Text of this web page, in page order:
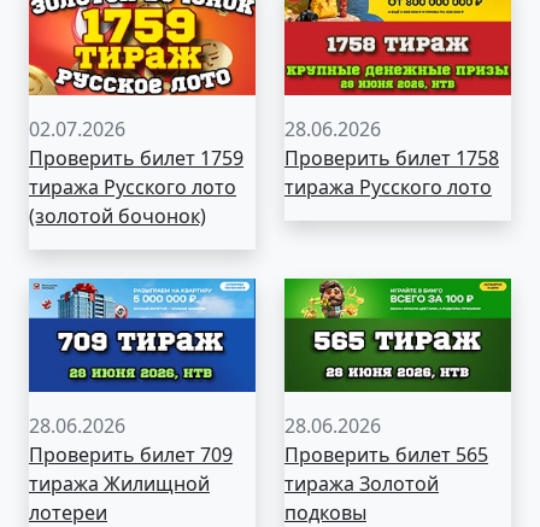
02.07.2026
Проверить билет 1759
тиража Русского лото
(золотой бочонок)
28.06.2026
Проверить билет 1758
тиража Русского лото
28.06.2026
Проверить билет 709
тиража Жилищной
лотереи
28.06.2026
Проверить билет 565
тиража Золотой
подковы